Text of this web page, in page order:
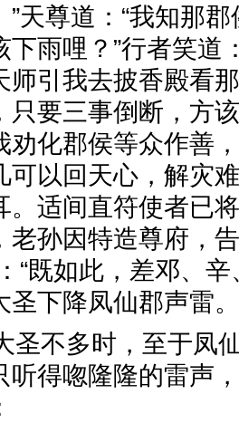
”天尊道：“我知那
下雨哩？”行者笑道
师引我去披香殿看
只要三事倒断，方
劝化郡侯等众作善
可以回天心，解灾
。适间直符使者已
老孙因特造尊府，
“既如此，差邓、
圣下降凤仙郡声
圣不多时，至于凤
听得唿隆隆的雷声
：